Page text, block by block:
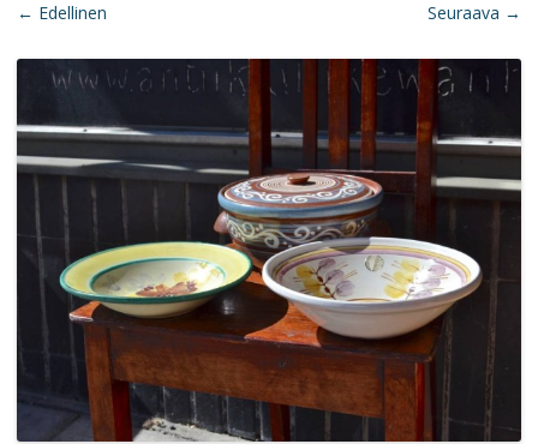
← Edellinen Seuraava →